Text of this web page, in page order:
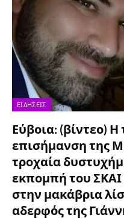
ΕΙΔΉΣΕΙΣ
Εύβοια: (βίντεο)
επισήμανση της
τροχαία
εκπομπή του
στην μακάβρια
αδερφός της